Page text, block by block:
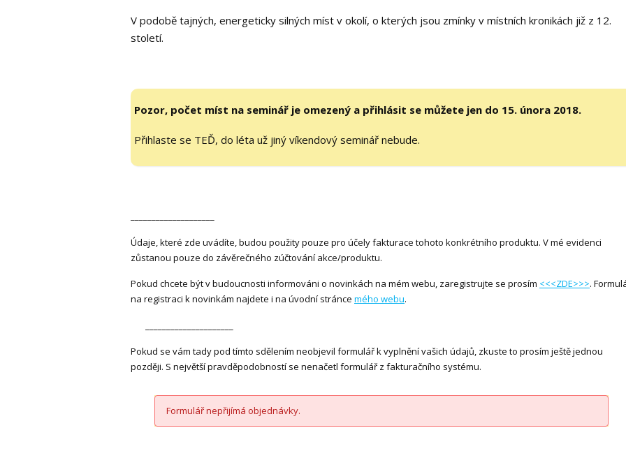
V podobě tajných, energeticky silných míst v okolí, o kterých jsou zmínky v místních kronikách již z 12.
století.
Pozor, počet míst na seminář je omezený a přihlásit se můžete jen do 15. února 2018.
Přihlaste se TEĎ, do léta už jiný víkendový seminář nebude.
Údaje, které zde uvádíte, budou použity pouze pro účely fakturace tohoto konkrétního produktu. V mé evidenci
zůstanou pouze do závěrečného zúčtování akce/produktu.
Pokud chcete být v budoucnosti informováni o novinkách na mém webu, zaregistrujte se prosím <<<ZDE>>>.
na registraci k novinkám najdete i na úvodní stránce mého webu.
Pokud se vám tady pod tímto sdělením neobjevil formulář k vyplnění vašich údajů, zkuste to prosím ještě jednou
později. S největší pravděpodobností se nenačetl formulář z fakturačního systému.
Formulář nepřijímá objednávky.